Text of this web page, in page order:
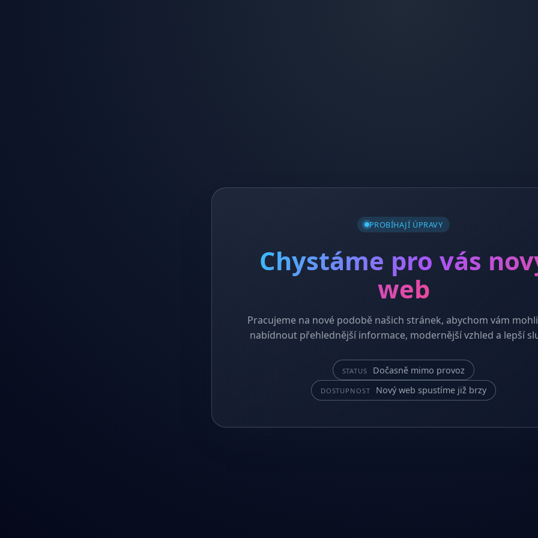
PROBÍHAJÍ ÚPRAVY
Chystáme pro vás
web
Pracujeme na nové podobě našich stránek, abychom vám
nabídnout přehlednější informace, modernější vzhled a lepší
STATUS Dočasně mimo provoz
DOSTUPNOST Nový web spustíme již brzy